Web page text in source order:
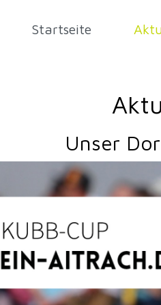
Startseite
Unser